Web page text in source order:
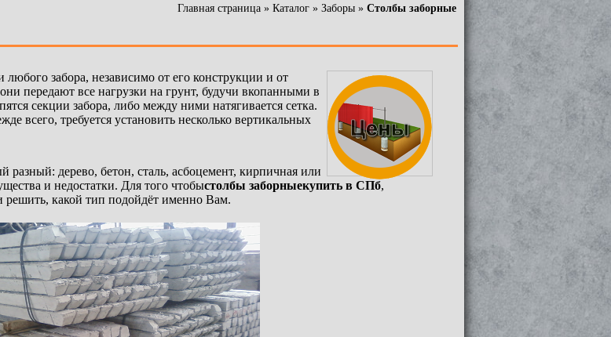
Главная страница » Каталог » Заборы » Столбы заборные
забора, независимо от его конструкции и от
передают все нагрузки на грунт, будучи вкопанными в
секции забора, либо между ними натягивается сетка.
всего, требуется установить несколько вертикальных
разный: дерево, бетон, сталь, асбоцемент, кирпичная или
и недостатки. Для того чтобыстолбы заборныекупить в СПб,
решить, какой тип подойдёт именно Вам.